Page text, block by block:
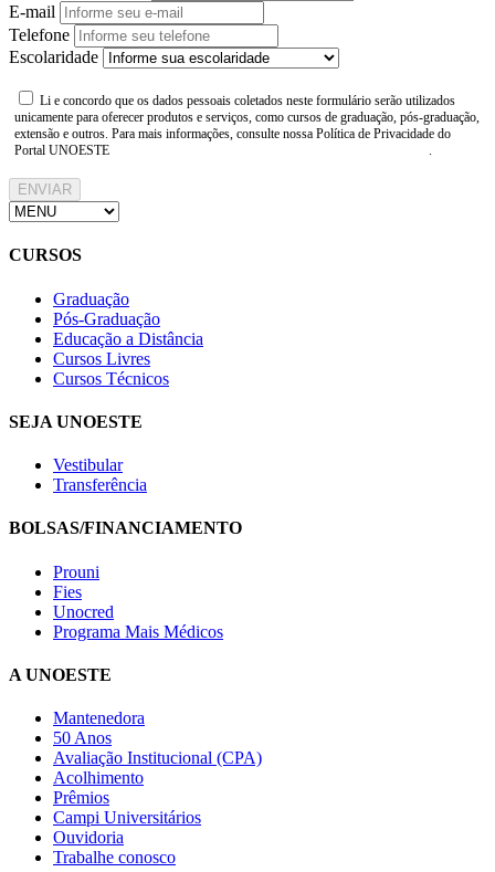
E-mail
Telefone
Escolaridade
Li e concordo que os dados pessoais coletados neste formulário serão utilizados
unicamente para oferecer produtos e serviços, como cursos de graduação, pós-graduação,
extensão e outros. Para mais informações, consulte nossa Política de Privacidade do
Portal UNOESTE
.
ENVIAR
CURSOS
Graduação
Pós-Graduação
Educação a Distância
Cursos Livres
Cursos Técnicos
SEJA UNOESTE
Vestibular
Transferência
BOLSAS/FINANCIAMENTO
Prouni
Fies
Unocred
Programa Mais Médicos
A UNOESTE
Mantenedora
50 Anos
Avaliação Institucional (CPA)
Acolhimento
Prêmios
Campi Universitários
Ouvidoria
Trabalhe conosco